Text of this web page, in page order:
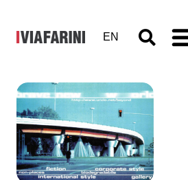
EN
Brave New
World – Il